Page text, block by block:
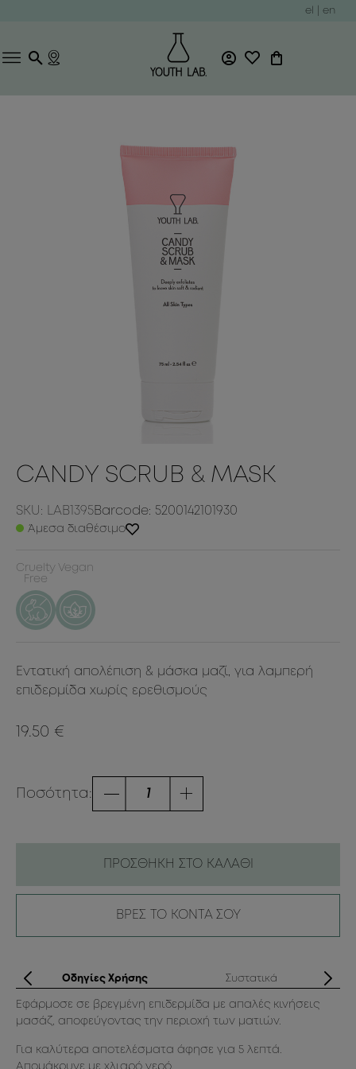
el en
CANDY SCRUB & MASK
SKU: LAB1395Barcode: 5200142101930
Άμεσα διαθέσιμο
Cruelty
Free
Vegan
Εντατική απολέπιση & μάσκα μαζί, για λαμπερή
επιδερμίδα χωρίς ερεθισμούς
19.50 €
Ποσότητα:
ΠΡΟΣΘΗΚΗ ΣΤΟ ΚΑΛΑΘΙ
ΒΡΕΣ ΤΟ ΚΟΝΤΑ ΣΟΥ
Οδηγίες Χρήσης Συστατικά
Εφάρμοσε σε βρεγμένη επιδερμίδα με απαλές κινήσεις
μασάζ, αποφεύγοντας την περιοχή των ματιών.
Για καλύτερα αποτελέσματα άφησε για 5 λεπτά.
Απομάκρυνε με χλιαρό νερό.